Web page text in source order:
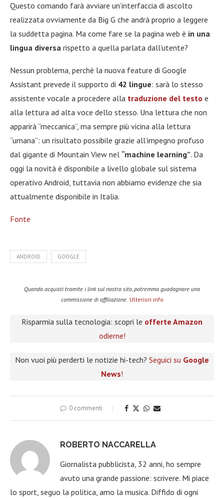
Questo comando farà avviare un’interfaccia di ascolto
realizzata ovviamente da Big G che andrà proprio a leggere
la suddetta pagina. Ma come fare se la pagina web è in una
lingua diversa rispetto a quella parlata dall’utente?
Nessun problema, perchè la nuova feature di Google
Assistant prevede il supporto di 42 lingue: sarà lo stesso
assistente vocale a procedere alla traduzione del testo e
alla lettura ad alta voce dello stesso. Una lettura che non
apparirà “meccanica”, ma sempre più vicina alla lettura
“umana”: un risultato possibile grazie all’impegno profuso
dal gigante di Mountain View nel “machine learning”. Da
oggi la novità è disponibile a livello globale sul sistema
operativo Android, tuttavia non abbiamo evidenze che sia
attualmente disponibile in Italia.
Fonte
ANDROID GOOGLE
Quando acquisti tramite i link sul nostro sito, potremmo guadagnare una
commissione di affiliazione. Ulteriori info
Risparmia sulla tecnologia: scopri le offerte Amazon
odierne!
Non vuoi più perderti le notizie hi-tech? Seguici su Google
News!
0 commenti
ROBERTO NACCARELLA
Giornalista pubblicista, 32 anni, ho sempre
avuto una grande passione: scrivere. Mi piace
lo sport, seguo la politica, amo la musica. Diffido di ogni